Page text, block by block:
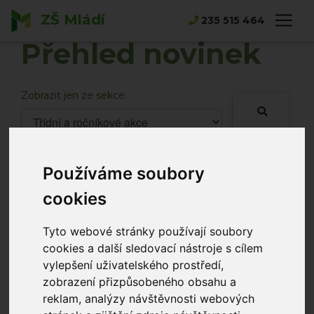
Používáme soubory
cookies
Tyto webové stránky používají soubory
cookies a další sledovací nástroje s cílem
vylepšení uživatelského prostředí,
zobrazení přizpůsobeného obsahu a
reklam, analýzy návštěvnosti webových
ZŠ Mládí 235 515 464
Hlavní strana Novinky
Přehled novinek
Zobrazit jen ze sekce:
Pickleball na druhém stupni s
trenéry
Třídní a ročníkové akce
Alena Merhautová
14.07.2026
naši žáci si vyzkoušeli nový rychle rostoucí sport